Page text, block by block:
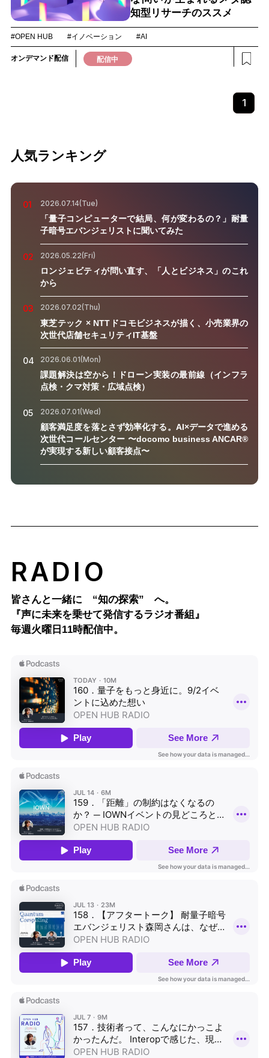
知型リサーチのススメ
#OPEN HUB #イノベーション #AI
オンデマンド配信 配信中
1
人気ランキング
01 2026.07.14(Tue)
「量子コンピューターで結局、何が変わるの？」耐量
子暗号エバンジェリストに聞いてみた
02 2026.05.22(Fri)
ロンジェビティが問い直す、「人とビジネス」のこれ
から
03 2026.07.02(Thu)
東芝テック × NTTドコモビジネスが描く、小売業界の
次世代店舗セキュリティIT基盤
04 2026.06.01(Mon)
課題解決は空から！ドローン実装の最前線（インフラ
点検・クマ対策・広域点検）
05 2026.07.01(Wed)
顧客満足度を落とさず効率化する。AI×データで進める
次世代コールセンター 〜docomo business ANCAR®
が実現する新しい顧客接点〜
RADIO
皆さんと一緒に “知の探索” へ。
『声に未来を乗せて発信するラジオ番組』
毎週火曜日11時配信中。